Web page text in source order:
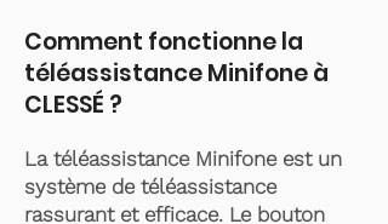
Comment fonctionne la
téléassistance Minifone à
CLESSÉ ?
La téléassistance Minifone est un
système de téléassistance
rassurant et efficace. Le bouton